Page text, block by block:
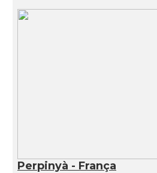
Perpinyà - França